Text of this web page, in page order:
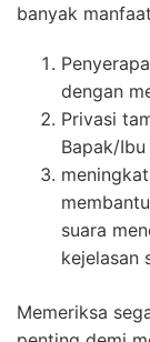
banyak
dengan
Privasi
Bapak/
suara
kejelasan
Memeriksa